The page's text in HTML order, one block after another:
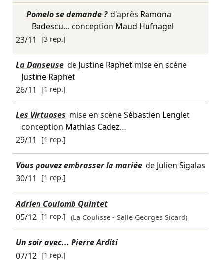
Pomelo se demande ? d'après Ramona
Badescu… conception Maud Hufnagel
23/11
[3 rep.]
La Danseuse de Justine Raphetmise en scène
Justine Raphet
26/11
[1 rep.]
Les Virtuoses mise en scèneSébastien Lenglet
conception Mathias Cadez…
29/11
[1 rep.]
Vous pouvez embrasser la mariée de Julien Sigalas
30/11
[1 rep.]
Adrien Coulomb Quintet
05/12 [1 rep.] (La Coulisse - Salle Georges Sicard)
Un soir avec... Pierre Arditi
07/12 [1 rep.]